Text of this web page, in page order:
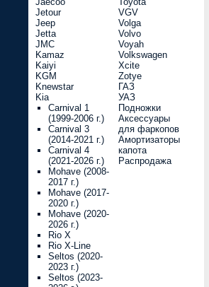
Jetour
Jeep
Jetta
JMC
Kamaz
Kaiyi
KGM
Knewstar
Kia
Carnival 1
(1999-2006 г.)
Carnival 3
(2014-2021 г.)
Carnival 4
(2021-2026 г.)
Mohave (2008-
2017 г.)
Mohave (2017-
2020 г.)
Mohave (2020-
2026 г.)
Rio X
Rio X-Line
Seltos (2020-
2023 г.)
Seltos (2023-
VGV
Volga
Volvo
Voyah
Volkswagen
Xcite
Zotye
ГАЗ
УАЗ
Подножки
Аксессуары
для фаркопов
Амортизаторы
капота
Распродажа